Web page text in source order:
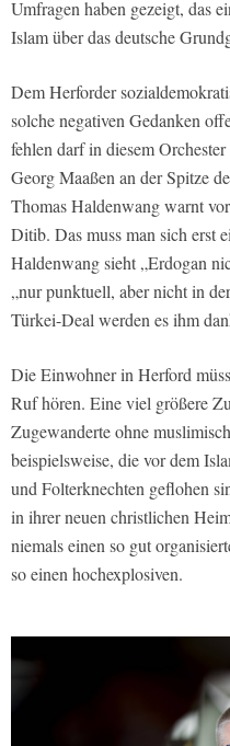
Umfragen haben gezeigt, das
Islam über das deutsche
Dem Herforder
solche negativen Gedanken
fehlen darf in diesem
Georg Maaßen an der Spitze
Thomas Haldenwang warnt
Ditib. Das muss man sich erst
Haldenwang sieht „Erdogan
„nur punktuell, aber nicht in
Türkei-Deal werden es ihm
Die Einwohner in Herford
Ruf hören. Eine viel größere
Zugewanderte ohne
beispielsweise, die vor dem
und Folterknechten geflohen
in ihrer neuen christlichen
niemals einen so gut
so einen hochexplosiven.